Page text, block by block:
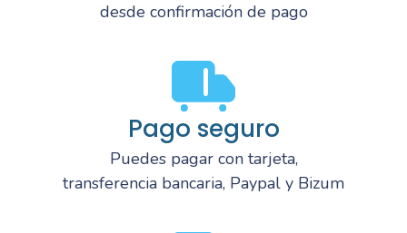
desde confirmación de pago
Pago seguro
Puedes pagar con tarjeta,
transferencia bancaria, Paypal y Bizum